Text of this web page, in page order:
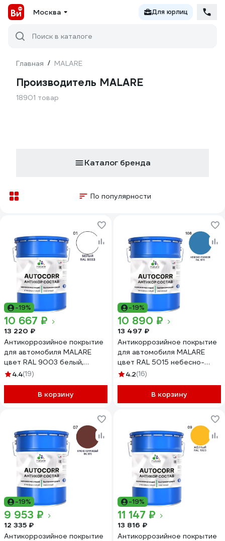
Москва Для юрлиц
Поиск в каталоге
Главная / MALARE
Производитель MALARE
18901 товар
Каталог бренда
По популярности
-19%
10 667 ₽
13 220 ₽
Антикоррозийное покрытие
для автомобиля MALARE
цвет RAL 9003 белый,
матовая, 20 кг
4.4(19)
В корзину
-19%
10 890 ₽
13 497 ₽
Антикоррозийное покрытие
для автомобиля MALARE
цвет RAL 5015 небесно-
голубой, матовая, 20 кг
4.2(16)
В корзину
-19%
9 953 ₽
12 335 ₽
Антикоррозийное покрытие
-19%
11 147 ₽
13 816 ₽
Антикоррозийное покрытие